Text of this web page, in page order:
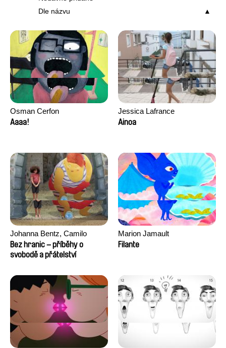
Dle názvu
Osman Cerfon
Aaaa!
Jessica Lafrance
Ainoa
Johanna Bentz, Camilo
Colmenares, Sandra Dajani,
Madeleine Dallmeyer, Nazgol
Khaled Nawal, Nada Riyad
Bez hranic – příběhy o
svobodě a přátelství
Marion Jamault
Filante